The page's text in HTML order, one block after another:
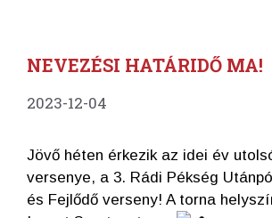
NEVEZÉSI HATÁRIDŐ MA!
2023-12-04
Jövő héten érkezik az idei év
versenye, a 3. Rádi Pékség
és Fejlődő verseny! A torna